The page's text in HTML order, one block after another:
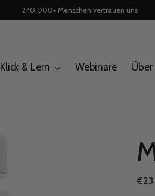
240.000+ Menschen vertrauen uns
Klick & Lern Webinare